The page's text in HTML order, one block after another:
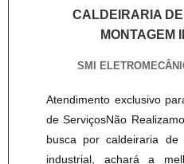
prezam por produtos e
qualidade e
os clientes.É importante
tipo de cuidado ajuda
assertividade do
com imprevistos e
CALDEIRARIA
MONTAGEM
SMI
Atendimento exclusivo
de ServiçosNão
busca por caldeiraria de
industrial, achará a